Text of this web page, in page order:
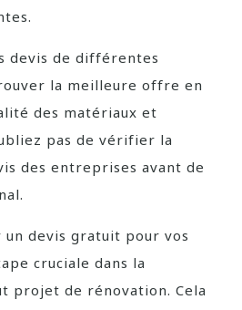
devis de différentes
la meilleure offre en
des matériaux et
pas de vérifier la
des entreprises avant de
devis gratuit pour vos
cruciale dans la
projet de rénovation. Cela